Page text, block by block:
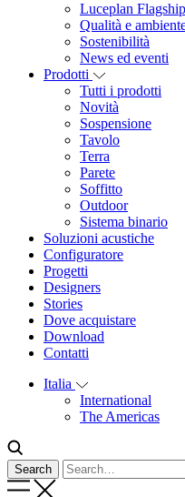
Luceplan
Qualità e
Sostenibilità
News ed eventi
Prodotti
Tutti i prodotti
Novità
Sospensione
Tavolo
Terra
Parete
Soffitto
Outdoor
Sistema binario
Soluzioni acustiche
Configuratore
Progetti
Designers
Stories
Dove acquistare
Download
Contatti
Italia
International
The Americas
Search